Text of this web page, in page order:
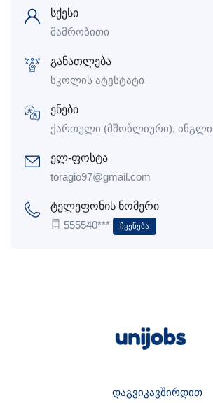
სქესი
მამრობითი
განათლება
სკოლის ატესტატი
ენები
ქართული (მშობლიური),
ელ-ფოსტა
toragio97@gmail.com
ტელეფონის ნომერი
555540***
Ჩვენება
დაგვიკავშირდით